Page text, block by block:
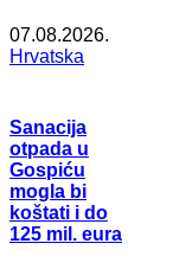
07.08.2026.
Hrvatska
Sanacija
otpada u
Gospiću
mogla bi
koštati i do
125 mil. eura